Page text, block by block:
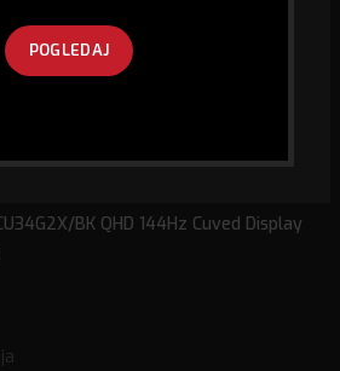
POGLEDAJ
BK QHD 144Hz Cuved Display